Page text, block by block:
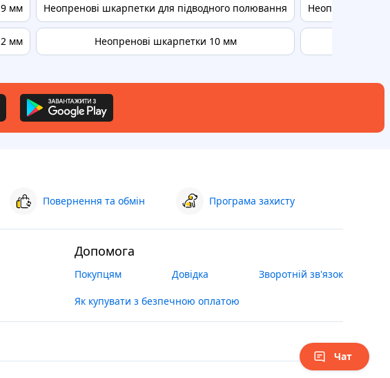
9 мм
2 мм
Неопренові шкарпетки для підводного полювання
Неопренові шкарпетки 10 мм
Неопренові
Повернення та обмін Програма захисту
Допомога
Покупцям Довідка Зворотній зв'язок
Як купувати з безпечною оплатою
Чат